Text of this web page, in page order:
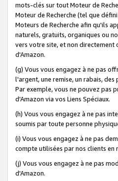
mots-clés sur tout Moteur de
Moteur de Recherche (tel que
Moteurs de Recherche afin qu'ils
naturels, gratuits, organiques ou
vers votre site, et non directement
d'Amazon.
(g) Vous vous engagez à ne pas
l'argent, une remise, un rabais,
Par exemple, vous ne pouvez pas
d'Amazon via vos Liens Spéciaux.
(h) Vous vous engagez à ne pas
soumis par toute personne
(i) Vous vous engagez à ne pas
compte utilisées par nos clients
(j) Vous vous engagez à ne pas
d'Amazon.